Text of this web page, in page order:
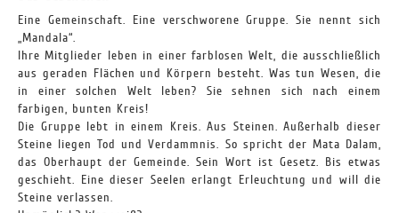
Eine Gemeinschaft. Eine verschworene Gruppe. Sie nennt sich
„Mandala“.
Ihre Mitglieder leben in einer farblosen Welt, die ausschließlich
aus geraden Flächen und Körpern besteht. Was tun Wesen, die
in einer solchen Welt leben? Sie sehnen sich nach einem
farbigen, bunten Kreis!
Die Gruppe lebt in einem Kreis. Aus Steinen. Außerhalb dieser
Steine liegen Tod und Verdammnis. So spricht der Mata Dalam,
das Oberhaupt der Gemeinde. Sein Wort ist Gesetz. Bis etwas
geschieht. Eine dieser Seelen erlangt Erleuchtung und will die
Steine verlassen.